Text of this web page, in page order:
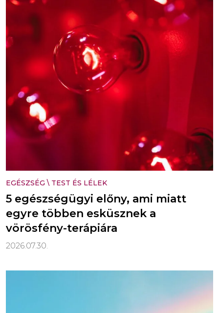
EGÉSZSÉG \ TEST ÉS LÉLEK
5 egészségügyi előny, ami miatt
egyre többen esküsznek a
vörösfény-terápiára
2026.07.30.